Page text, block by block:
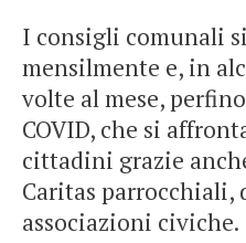
I consigli comunali
mensilmente e, in
volte al mese,
COVID, che si
cittadini grazie
Caritas parrocchiali,
associazioni civiche.